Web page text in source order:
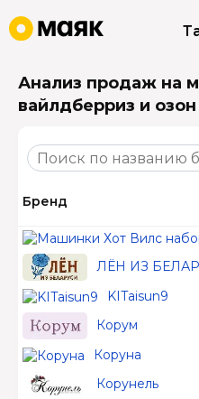
Анализ продаж на
вайлдберриз и озон
Бренд
ЛЁН ИЗ
KITaisun9
Корум
Коруна
Корунель